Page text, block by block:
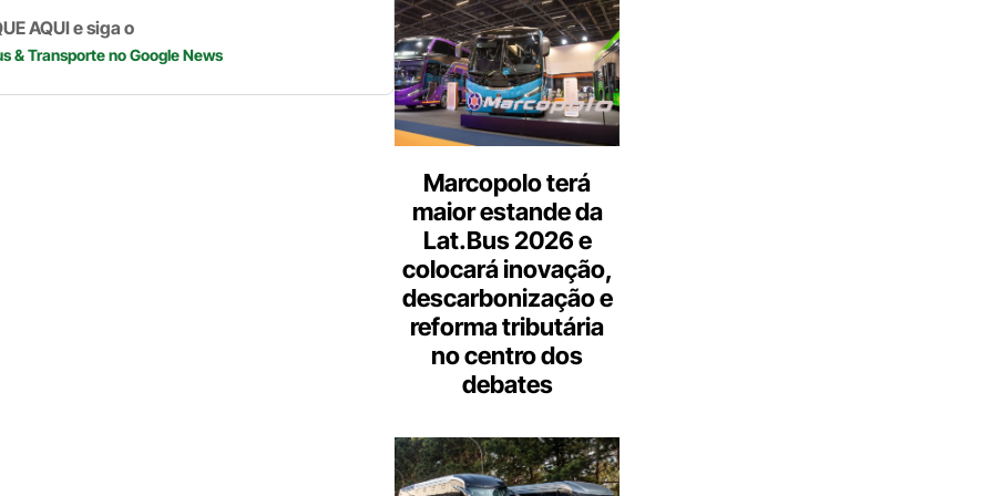
AQUI e siga o
& Transporteno Google News
Marcopolo terá
maior estande da
Lat.Bus 2026 e
colocará inovação,
descarbonização e
reforma tributária
no centro dos
debates